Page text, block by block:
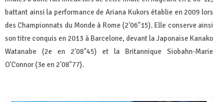
battant ainsi la performance de Ariana Kukors établie en 2009 lors
des Championnats du Monde à Rome (2'06"15). Elle conserve ainsi
son titre conquis en 2013 à Barcelone, devant la Japonaise Kanako
Watanabe (2e en 2'08"45) et la Britannique Siobahn-Marie
O'Connor (3e en 2'08"77).